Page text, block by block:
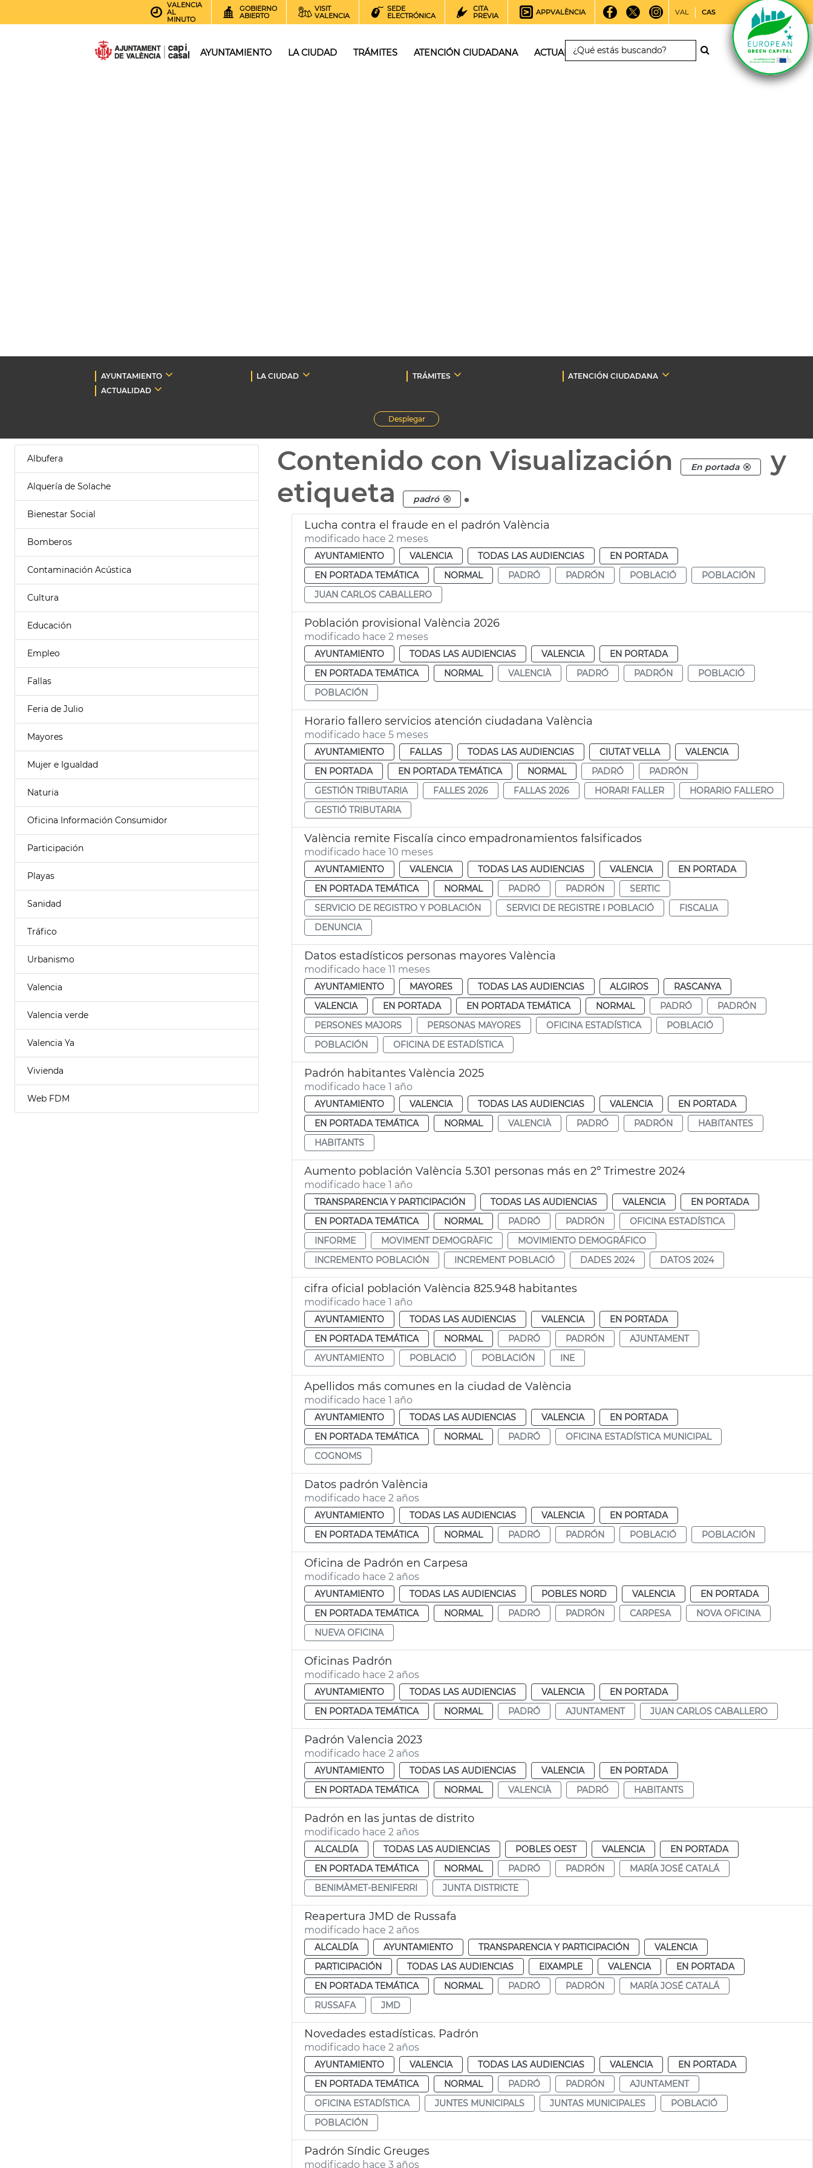
VALENCIA
AL
MINUTO
GOBIERNO
ABIERTO
VISIT
VALENCIA
SEDE
ELECTRÓNICA
CITA
PREVIA
APPVALÈNCIA VAL CAS
AYUNTAMIENTO LA CIUDAD TRÁMITES ATENCIÓN CIUDADANA ACTUALIDAD
AYUNTAMIENTO LA CIUDAD TRÁMITES
ATENCIÓN CIUDADANA
ACTUALIDAD
Desplegar
Albufera
Alquería de Solache
Bienestar Social
Bomberos
Contaminación Acústica
Cultura
Educación
Empleo
Fallas
Feria de Julio
Mayores
Mujer e Igualdad
Naturia
Oficina Información Consumidor
Participación
Playas
Sanidad
Tráfico
Urbanismo
Valencia
Valencia verde
Valencia Ya
Vivienda
Web FDM
Contenido con Visualización En portada
y
etiqueta
padró .
Lucha contra el fraude en el padrón València
modificado hace 2 meses
AYUNTAMIENTO VALENCIA TODAS LAS AUDIENCIAS
EN PORTADA
EN PORTADA TEMÁTICA
NORMAL PADRÓ PADRÓN POBLACIÓ
POBLACIÓN
JUAN CARLOS CABALLERO
Población provisional València 2026
modificado hace 2 meses
AYUNTAMIENTO TODAS LAS AUDIENCIAS VALENCIA
EN PORTADA
EN PORTADA TEMÁTICA
NORMAL VALENCIÀ PADRÓ PADRÓN
POBLACIÓ
POBLACIÓN
Horario fallero servicios atención ciudadana València
modificado hace 5 meses
AYUNTAMIENTO FALLAS TODAS LAS AUDIENCIAS CIUTAT VELLA
VALENCIA
EN PORTADA
EN PORTADA TEMÁTICA NORMAL PADRÓ
PADRÓN
GESTIÓN TRIBUTARIA
FALLES 2026 FALLAS 2026 HORARI FALLER
HORARIO FALLERO
GESTIÓ TRIBUTARIA
València remite Fiscalía cinco empadronamientos falsificados
modificado hace 10 meses
AYUNTAMIENTO VALENCIA TODAS LAS AUDIENCIAS VALENCIA
EN PORTADA
EN PORTADA TEMÁTICA
NORMAL PADRÓ PADRÓN
SERTIC
SERVICIO DE REGISTRO Y POBLACIÓN
SERVICI DE REGISTRE I POBLACIÓ
FISCALIA
DENUNCIA
Datos estadísticos personas mayores València
modificado hace 11 meses
AYUNTAMIENTO MAYORES TODAS LAS AUDIENCIAS ALGIROS
RASCANYA
VALENCIA
EN PORTADA EN PORTADA TEMÁTICA NORMAL PADRÓ
PADRÓN
PERSONES MAJORS
PERSONAS MAYORES OFICINA ESTADÍSTICA
POBLACIÓ
POBLACIÓN
OFICINA DE ESTADÍSTICA
Padrón habitantes València 2025
modificado hace 1 año
AYUNTAMIENTO VALENCIA TODAS LAS AUDIENCIAS VALENCIA
EN PORTADA
EN PORTADA TEMÁTICA
NORMAL VALENCIÀ PADRÓ PADRÓN
HABITANTES
HABITANTS
Aumento población València 5.301 personas más en 2º Trimestre 2024
modificado hace 1 año
TRANSPARENCIA Y PARTICIPACIÓN TODAS LAS AUDIENCIAS VALENCIA
EN PORTADA
EN PORTADA TEMÁTICA
NORMAL PADRÓ PADRÓN
OFICINA ESTADÍSTICA
INFORME
MOVIMENT DEMOGRÀFIC
MOVIMIENTO DEMOGRÁFICO
INCREMENTO POBLACIÓN
INCREMENT POBLACIÓ DADES 2024 DATOS 2024
cifra oficial población València 825.948 habitantes
modificado hace 1 año
AYUNTAMIENTO TODAS LAS AUDIENCIAS VALENCIA
EN PORTADA
EN PORTADA TEMÁTICA
NORMAL PADRÓ PADRÓN
AJUNTAMENT
AYUNTAMIENTO
POBLACIÓ POBLACIÓN INE
Apellidos más comunes en la ciudad de València
modificado hace 1 año
AYUNTAMIENTO TODAS LAS AUDIENCIAS VALENCIA
EN PORTADA
EN PORTADA TEMÁTICA
NORMAL PADRÓ
OFICINA ESTADÍSTICA MUNICIPAL
COGNOMS
Datos padrón València
modificado hace 2 años
AYUNTAMIENTO TODAS LAS AUDIENCIAS VALENCIA
EN PORTADA
EN PORTADA TEMÁTICA
NORMAL PADRÓ PADRÓN POBLACIÓ POBLACIÓN
Oficina de Padrón en Carpesa
modificado hace 2 años
AYUNTAMIENTO TODAS LAS AUDIENCIAS POBLES NORD VALENCIA
EN PORTADA
EN PORTADA TEMÁTICA
NORMAL PADRÓ PADRÓN CARPESA
NOVA OFICINA
NUEVA OFICINA
Oficinas Padrón
modificado hace 2 años
AYUNTAMIENTO TODAS LAS AUDIENCIAS VALENCIA
EN PORTADA
EN PORTADA TEMÁTICA
NORMAL PADRÓ AJUNTAMENT JUAN CARLOS CABALLERO
Padrón Valencia 2023
modificado hace 2 años
AYUNTAMIENTO TODAS LAS AUDIENCIAS VALENCIA
EN PORTADA
EN PORTADA TEMÁTICA
NORMAL VALENCIÀ PADRÓ HABITANTS
Padrón en las juntas de distrito
modificado hace 2 años
ALCALDÍA TODAS LAS AUDIENCIAS POBLES OEST VALENCIA
EN PORTADA
EN PORTADA TEMÁTICA
NORMAL PADRÓ PADRÓN
MARÍA JOSÉ CATALÁ
BENIMÀMET-BENIFERRI
JUNTA DISTRICTE
Reapertura JMD de Russafa
modificado hace 2 años
ALCALDÍA AYUNTAMIENTO TRANSPARENCIA Y PARTICIPACIÓN
VALENCIA
PARTICIPACIÓN
TODAS LAS AUDIENCIAS EIXAMPLE VALENCIA
EN PORTADA
EN PORTADA TEMÁTICA
NORMAL PADRÓ PADRÓN
MARÍA JOSÉ CATALÁ
RUSSAFA
JMD
Novedades estadísticas. Padrón
modificado hace 2 años
AYUNTAMIENTO VALENCIA TODAS LAS AUDIENCIAS VALENCIA
EN PORTADA
EN PORTADA TEMÁTICA
NORMAL PADRÓ PADRÓN
AJUNTAMENT
OFICINA ESTADÍSTICA
JUNTES MUNICIPALS JUNTAS MUNICIPALES
POBLACIÓ
POBLACIÓN
Padrón Síndic Greuges
modificado hace 3 años